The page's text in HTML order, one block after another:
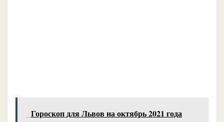
Гороскоп для Львов на октябрь 2021 года